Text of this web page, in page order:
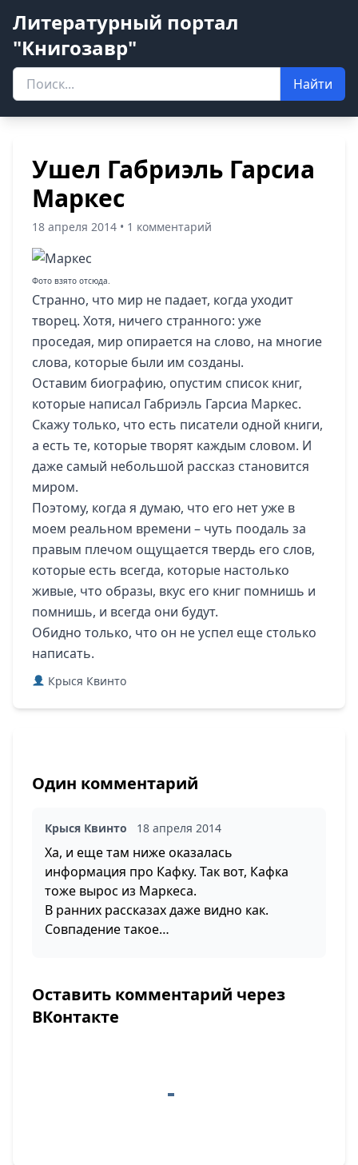
Литературный портал
"Книгозавр"
Найти
Ушел Габриэль Гарсиа
Маркес
18 апреля 2014 • 1 комментарий
Фото взято отсюда.
Странно, что мир не падает, когда уходит
творец. Хотя, ничего странного: уже
проседая, мир опирается на слово, на многие
слова, которые были им созданы.
Оставим биографию, опустим список книг,
которые написал Габриэль Гарсиа Маркес.
Скажу только, что есть писатели одной книги,
а есть те, которые творят каждым словом. И
даже самый небольшой рассказ становится
миром.
Поэтому, когда я думаю, что его нет уже в
моем реальном времени – чуть поодаль за
правым плечом ощущается твердь его слов,
которые есть всегда, которые настолько
живые, что образы, вкус его книг помнишь и
помнишь, и всегда они будут.
Обидно только, что он не успел еще столько
написать.
Крыся Квинто
Один комментарий
Крыся Квинто 18 апреля 2014
Ха, и еще там ниже оказалась
информация про Кафку. Так вот, Кафка
тоже вырос из Маркеса.
В ранних рассказах даже видно как.
Совпадение такое…
Оставить комментарий через
ВКонтакте